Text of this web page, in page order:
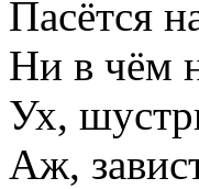
Пасётся
Ни в чём
Ух,
Аж,